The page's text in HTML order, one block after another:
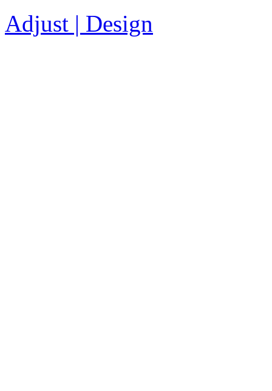
Adjust | Design